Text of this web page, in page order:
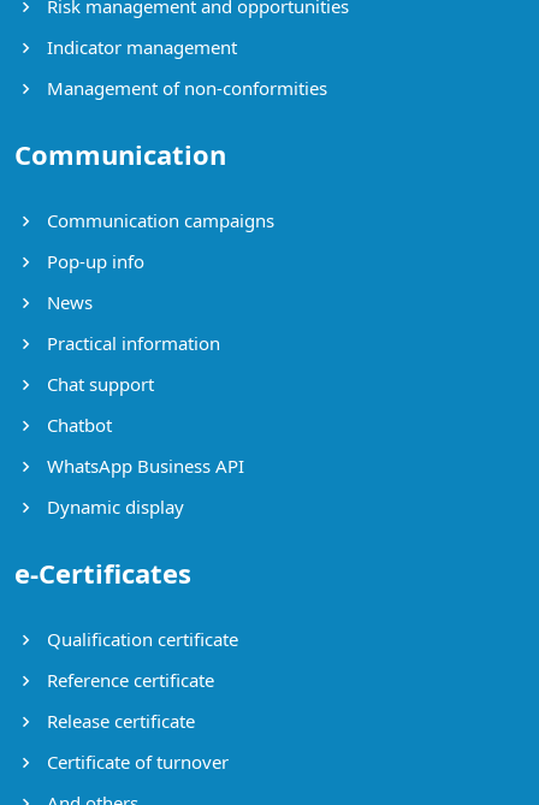
Risk management and opportunities
Indicator management
Management of non-conformities
Communication
Communication campaigns
Pop-up info
News
Practical information
Chat support
Chatbot
WhatsApp Business API
Dynamic display
e-Certificates
Qualification certificate
Reference certificate
Release certificate
Certificate of turnover